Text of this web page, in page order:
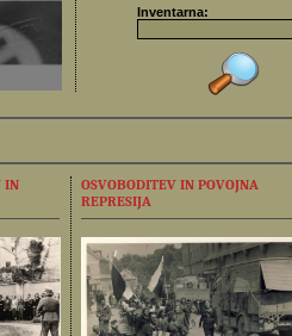
Inventarna:
IN
OSVOBODITEV IN POVOJNA
REPRESIJA